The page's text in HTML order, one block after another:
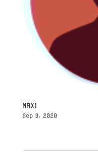
MAX1
Sep 3, 2020